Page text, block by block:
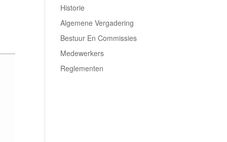
Historie
Algemene Vergadering
Bestuur En Commissies
Medewerkers
Reglementen